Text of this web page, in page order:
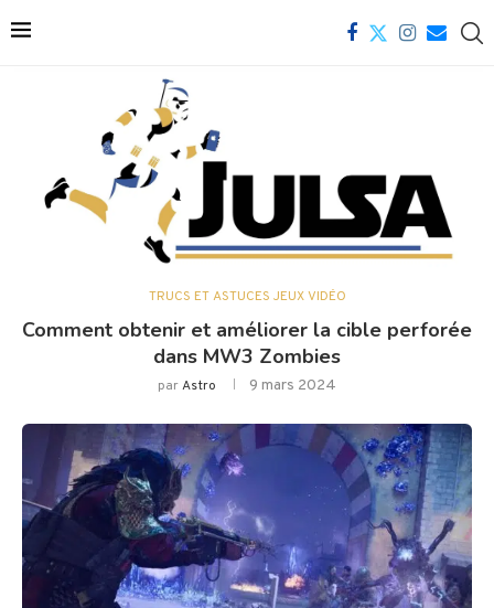
TRUCS ET ASTUCES JEUX VIDÉO
Comment obtenir et améliorer la cible perforée
dans MW3 Zombies
parAstro 9 mars 2024